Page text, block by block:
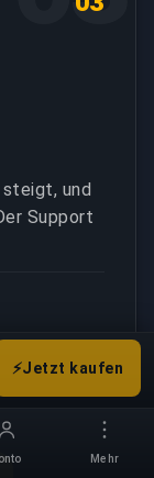
⚡Jetzt kaufen
Boost-Optionen,
steigt, und
Support
Mehr